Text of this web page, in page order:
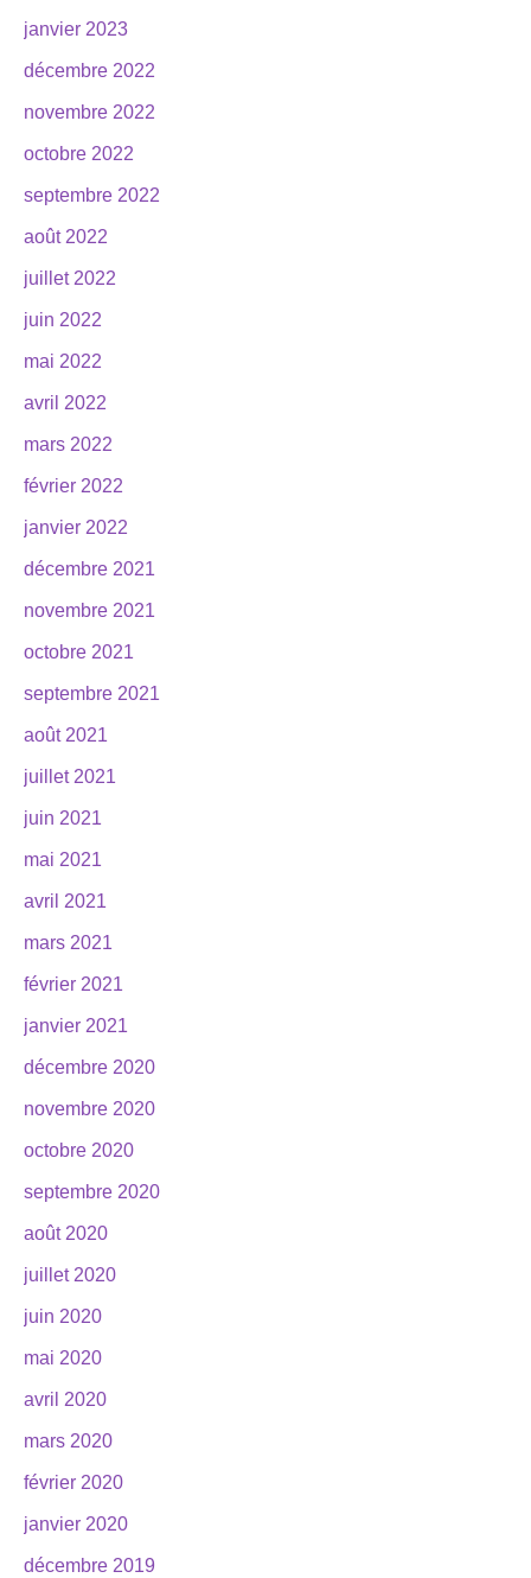
janvier 2023
décembre 2022
novembre 2022
octobre 2022
septembre 2022
août 2022
juillet 2022
juin 2022
mai 2022
avril 2022
mars 2022
février 2022
janvier 2022
décembre 2021
novembre 2021
octobre 2021
septembre 2021
août 2021
juillet 2021
juin 2021
mai 2021
avril 2021
mars 2021
février 2021
janvier 2021
décembre 2020
novembre 2020
octobre 2020
septembre 2020
août 2020
juillet 2020
juin 2020
mai 2020
avril 2020
mars 2020
février 2020
janvier 2020
décembre 2019